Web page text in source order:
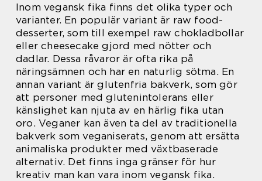
Inom vegansk fika finns det olika typer och
varianter. En populär variant är raw food-
desserter, som till exempel raw chokladbollar
eller cheesecake gjord med nötter och
dadlar. Dessa råvaror är ofta rika på
näringsämnen och har en naturlig sötma. En
annan variant är glutenfria bakverk, som gör
att personer med glutenintolerans eller
känslighet kan njuta av en härlig fika utan
oro. Veganer kan även ta del av traditionella
bakverk som veganiserats, genom att ersätta
animaliska produkter med växtbaserade
alternativ. Det finns inga gränser för hur
kreativ man kan vara inom vegansk fika.